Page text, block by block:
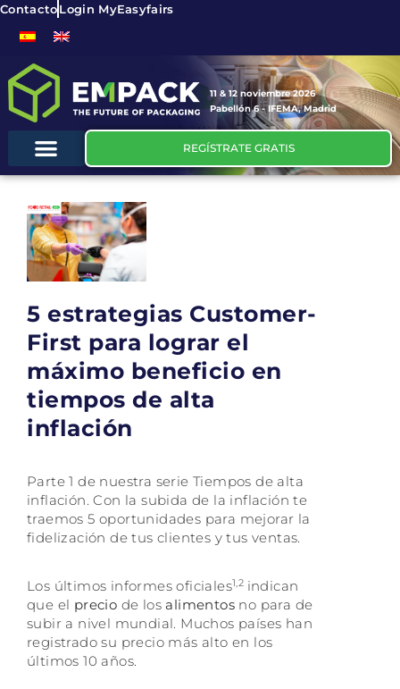
ContactoLogin MyEasyfairs
11 & 12 noviembre 2026
Pabellón 6 - IFEMA, Madrid
REGÍSTRATE GRATIS
5 estrategias Customer-
First para lograr el
máximo beneficio en
tiempos de alta
inflación
Parte 1 de nuestra serie Tiempos de alta
inflación. Con la subida de la inflación te
traemos 5 oportunidades para mejorar la
fidelización de tus clientes y tus ventas.
Los últimos informes oficiales1,2 indican
que el precio de losalimentos no para de
subir a nivel mundial. Muchos países han
registrado su precio más alto en los
últimos 10 años.